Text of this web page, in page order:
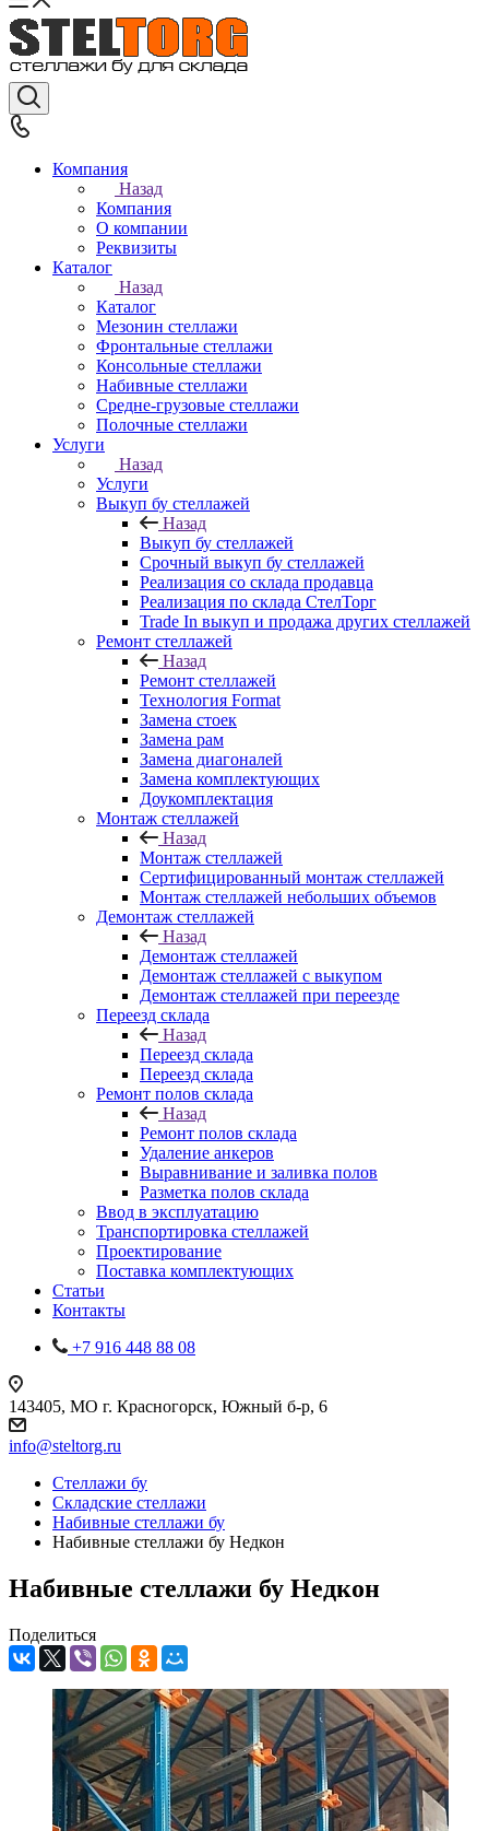
Компания
Назад
Компания
О компании
Реквизиты
Каталог
Назад
Каталог
Мезонин стеллажи
Фронтальные стеллажи
Консольные стеллажи
Набивные стеллажи
Средне-грузовые стеллажи
Полочные стеллажи
Услуги
Назад
Услуги
Выкуп бу стеллажей
Назад
Выкуп бу стеллажей
Срочный выкуп бу стеллажей
Реализация со склада продавца
Реализация по склада СтелТорг
Trade In выкуп и продажа других стеллажей
Ремонт стеллажей
Назад
Ремонт стеллажей
Технология Format
Замена стоек
Замена рам
Замена диагоналей
Замена комплектующих
Доукомплектация
Монтаж стеллажей
Назад
Монтаж стеллажей
Сертифицированный монтаж стеллажей
Монтаж стеллажей небольших объемов
Демонтаж стеллажей
Назад
Демонтаж стеллажей
Демонтаж стеллажей с выкупом
Демонтаж стеллажей при переезде
Переезд склада
Назад
Переезд склада
Переезд склада
Ремонт полов склада
Назад
Ремонт полов склада
Удаление анкеров
Выравнивание и заливка полов
Разметка полов склада
Ввод в эксплуатацию
Транспортировка стеллажей
Проектирование
Поставка комплектующих
Статьи
Контакты
+7 916 448 88 08
143405, МО г. Красногорск, Южный б-р, 6
info@steltorg.ru
Cтеллажи бу
Складские стеллажи
Набивные стеллажи бу
Набивные стеллажи бу Недкон
Набивные стеллажи бу Недкон
Поделиться